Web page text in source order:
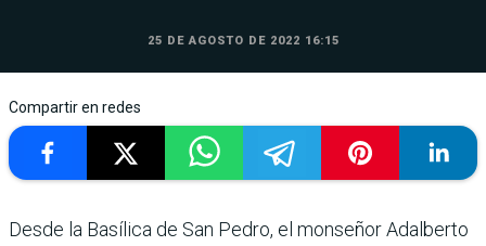
25 DE AGOSTO DE 2022 16:15
Compartir en redes
Desde la Basílica de San Pedro, el monseñor Adalberto